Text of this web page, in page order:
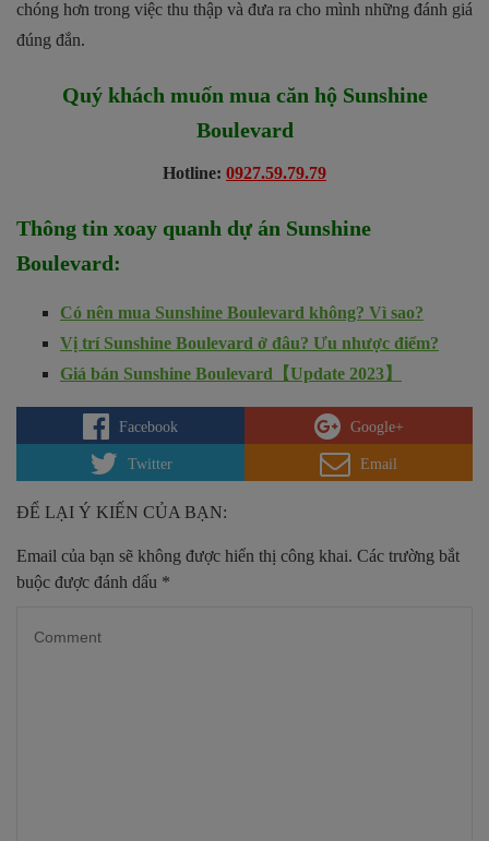
chóng hơn trong việc thu thập và đưa ra cho mình những đánh giá
đúng đắn.
Quý khách muốn mua căn hộ Sunshine
Boulevard
Hotline: 0927.59.79.79
Thông tin xoay quanh dự án Sunshine
Boulevard:
Có nên mua Sunshine Boulevard không? Vì sao?
Vị trí Sunshine Boulevard ở đâu? Ưu nhược điểm?
Giá bán Sunshine Boulevard【Update 2023】
Facebook Google+
Twitter Email
ĐỂ LẠI Ý KIẾN CỦA BẠN:
Email của bạn sẽ không được hiển thị công khai. Các trường bắt
buộc được đánh dấu *